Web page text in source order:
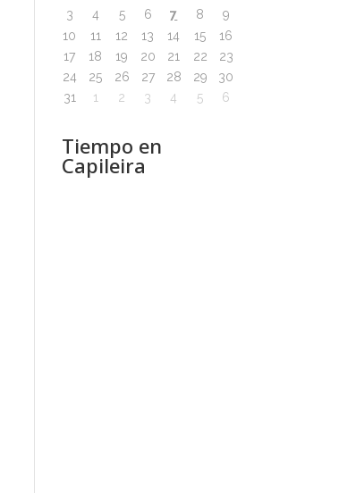
3
4 5 6 7 8
9
10
11 12 13 14 15
16
17
18 19 20 21 22
23
24
25 26 27 28 29
30
31
1 2 3 4 5 6
Tiempo en
Capileira